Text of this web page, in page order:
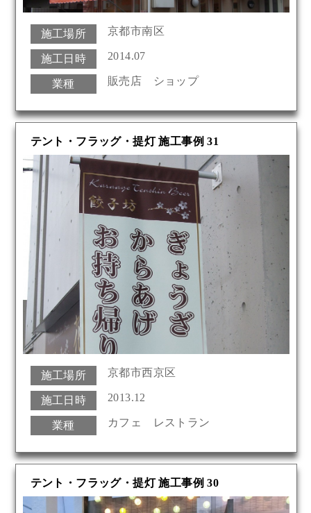
施工場所 京都市南区
施工日時 2014.07
業種 販売店 ショップ
テント・フラッグ・提灯 施工事例 31
施工場所 京都市西京区
施工日時 2013.12
業種 カフェ レストラン
テント・フラッグ・提灯 施工事例 30